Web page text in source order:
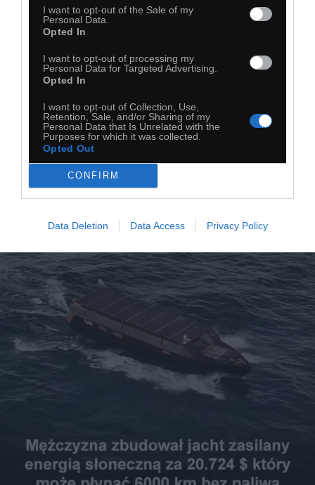
I want to opt-out of the Sale of my
Personal Data.
Opted In
I want to opt-out of processing my
Personal Data for Targeted Advertising.
Opted In
I want to opt-out of Collection, Use,
Retention, Sale, and/or Sharing of my
Personal Data that Is Unrelated with the
Purposes for which it was collected.
Opted Out
CONFIRM
Data Deletion Data Access Privacy Policy
Niesamowity wynalazek